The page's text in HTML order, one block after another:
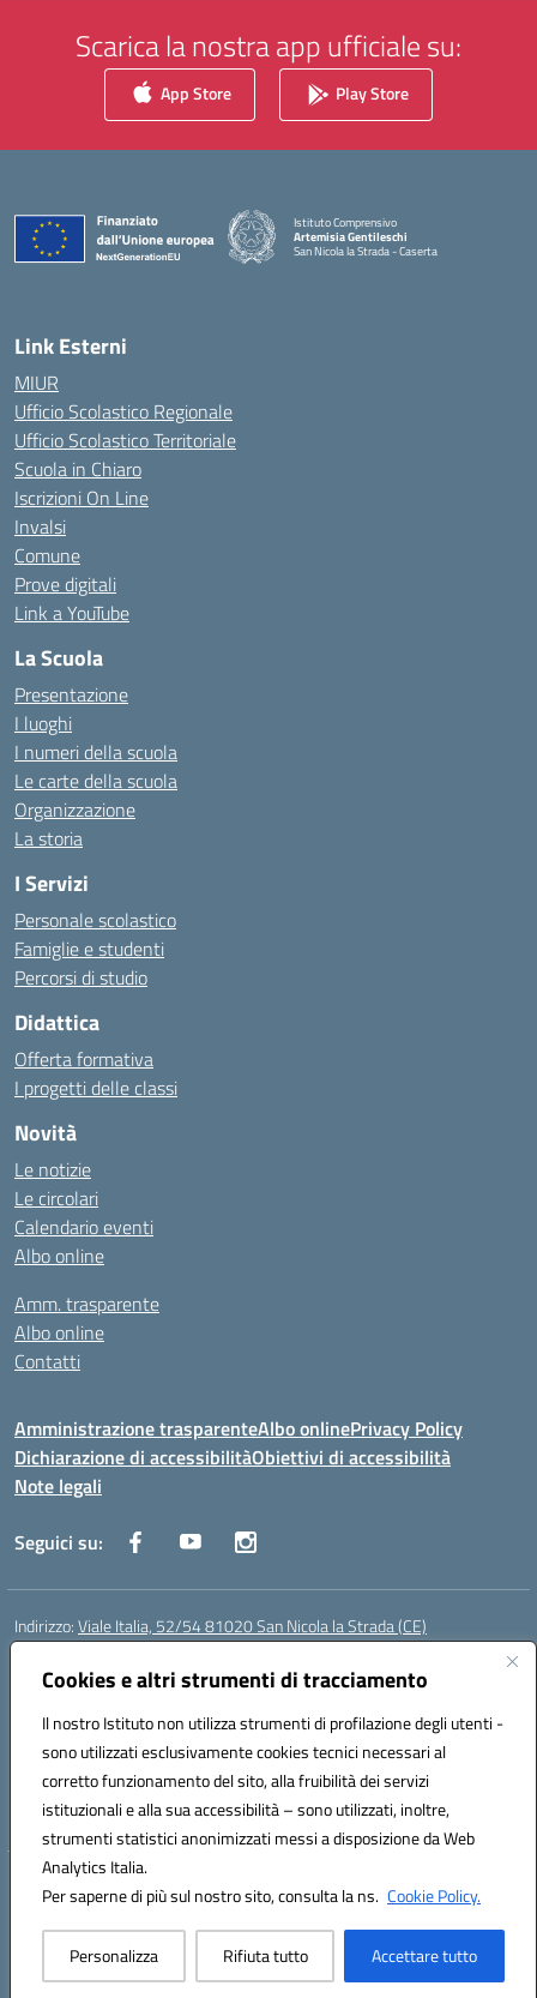
Cookies e altri strumenti di tracciamento
Il nostro Istituto non utilizza strumenti di profilazione degli utenti -
sono utilizzati esclusivamente cookies tecnici necessari al
corretto funzionamento del sito, alla fruibilità dei servizi
istituzionali e alla sua accessibilità – sono utilizzati, inoltre,
strumenti statistici anonimizzati messi a disposizione da Web
Analytics Italia.
Per saperne di più sul nostro sito, consulta la ns. Cookie Policy.
Personalizza Rifiuta tutto Accettare tutto
Scarica la nostra app ufficiale su:
App Store Play Store
Istituto Comprensivo
Artemisia Gentileschi
San Nicola la Strada - Caserta
Link Esterni
MIUR
Ufficio Scolastico Regionale
Ufficio Scolastico Territoriale
Scuola in Chiaro
Iscrizioni On Line
Invalsi
Comune
Prove digitali
Link a YouTube
La Scuola
Presentazione
I luoghi
I numeri della scuola
Le carte della scuola
Organizzazione
La storia
I Servizi
Personale scolastico
Famiglie e studenti
Percorsi di studio
Didattica
Offerta formativa
I progetti delle classi
Novità
Le notizie
Le circolari
Calendario eventi
Albo online
Amm. trasparente
Albo online
Contatti
Amministrazione trasparenteAlbo onlinePrivacy Policy
Dichiarazione di accessibilitàObiettivi di accessibilità
Note legali
Seguici su:
Indirizzo:Viale Italia, 52/54 81020 San Nicola la Strada (CE)
Centralino:
Posta elettronica certificata (PEC):ceic86700d@pec.istruzione.it
Codice fiscale: 93081990611
Codice meccanografico:CEIC86700D
Codice Indice delle Pubbliche Amministrazioni (IPA): istsc_ceic86700d
Codice unico di fatturazione (CUF): XLWGV9
Hosting & Powered by 3D Solution S.r.l.
Concept & Design by Designers Italia